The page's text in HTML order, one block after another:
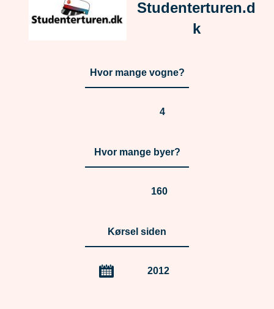
Studenterturen.d
k
Hvor mange vogne?
4
Hvor mange byer?
160
Kørsel siden
2012